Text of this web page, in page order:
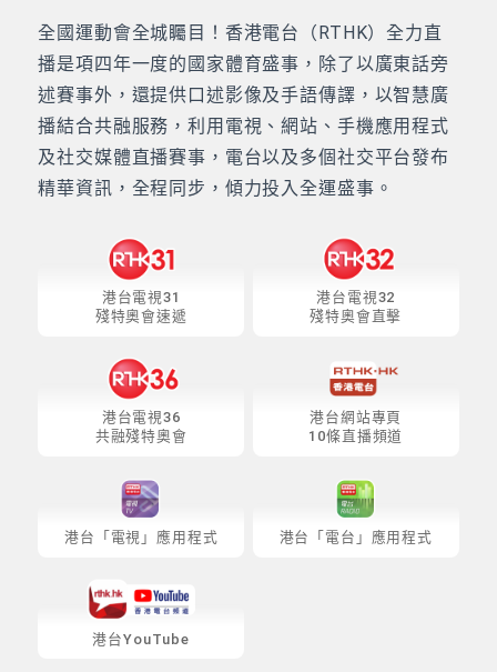
全國運動會全城矚目！香港電台（RTHK）全力直
播是項四年一度的國家體育盛事，除了以廣東話旁
述賽事外，還提供口述影像及手語傳譯，以智慧廣
播結合共融服務，利用電視、網站、手機應用程式
及社交媒體直播賽事，電台以及多個社交平台發布
精華資訊，全程同步，傾力投入全運盛事。
港台電視31
殘特奧會速遞
港台電視32
殘特奧會直擊
港台電視36
共融殘特奧會
港台網站專頁
10條直播頻道
港台「電視」應用程式 港台「電台」應用程式
港台YouTube